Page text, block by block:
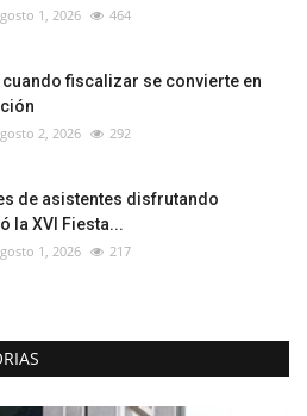
1, 2026 464
cuando fiscalizar se convierte en
2, 2026 292
de asistentes disfrutando
la XVI Fiesta...
1, 2026 217